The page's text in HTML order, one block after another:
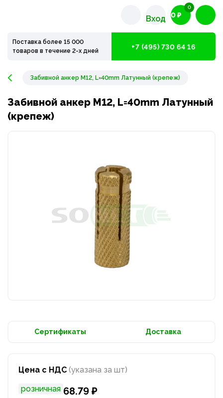
Вход 0 ₽
0
Поставка более 15 000
товаров в течение 2-х дней
+7 (495) 730 64 16
Забивной анкер M12, L=40mm Латунный (крепеж)
Забивной анкер M12, L=40mm Латунный
(крепеж)
Сертификаты Доставка
Цена с НДС (указана за шт)
розничная 68.79 ₽